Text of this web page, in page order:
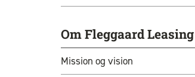
Om Fleggaard Leasing
Mission og vision